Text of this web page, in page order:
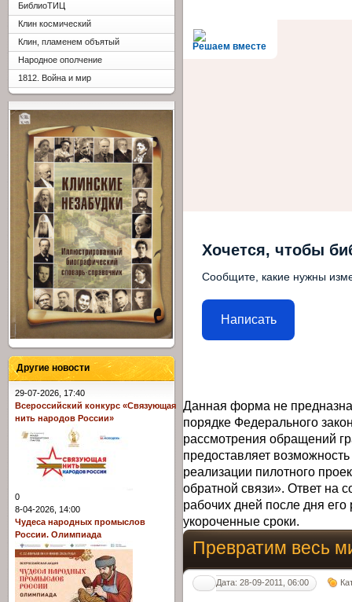
Решаем вместе
Хочется, чтобы
Сообщите, какие нужны
Написать
Данная форма не
порядке Федерального
рассмотрения обращений
предоставляет
реализации пилотного
обратной связи». Ответ на
рабочих дней после дня
укороченные сроки.
Превратим весь
Дата: 28-09-2011, 06:00
БиблиоТИЦ
Клин космический
Клин, пламенем объятый
Народное ополчение
1812. Война и мир
Другие новости
29-07-2026, 17:40
Всероссийский конкурс «Связующая
нить народов России»
0
8-04-2026, 14:00
Чудеса народных промыслов
России. Олимпиада